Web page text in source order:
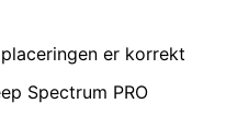
er korrekt
Spectrum PRO